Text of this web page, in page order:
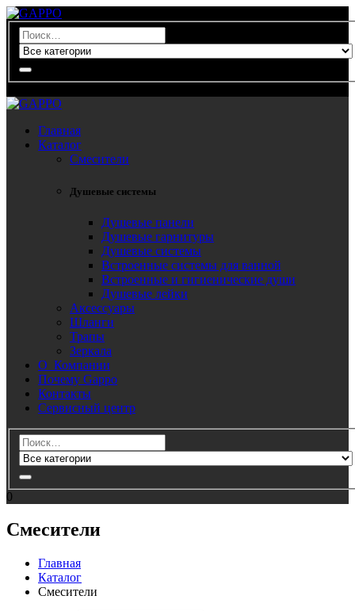
Главная
Каталог
Смесители
Душевые системы
Душевые панели
Душевые гарнитуры
Душевые системы
Встроенные системы для ванной
Встроенные и гигиенические души
Душевые лейки
Аксессуары
Шланги
Трапы
Зеркала
О Компании
Почему Gappo
Контакты
Сервисный центр
0
Смесители
Главная
Каталог
Смесители